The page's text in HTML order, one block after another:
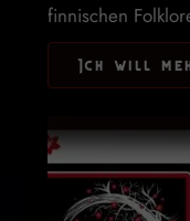
finnischen
Ich will